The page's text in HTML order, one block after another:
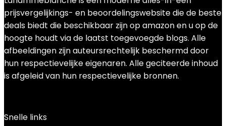
prijsvergelijkings- en beoordelingswebsite die de beste
deals biedt die beschikbaar zijn op amazon en u op de
hoogte houdt via de laatst toegevoegde blogs. Alle
afbeeldingen zijn auteursrechtelijk beschermd door
hun respectievelijke eigenaren. Alle geciteerde inhoud
is afgeleid van hun respectievelijke bronnen.
Snelle links